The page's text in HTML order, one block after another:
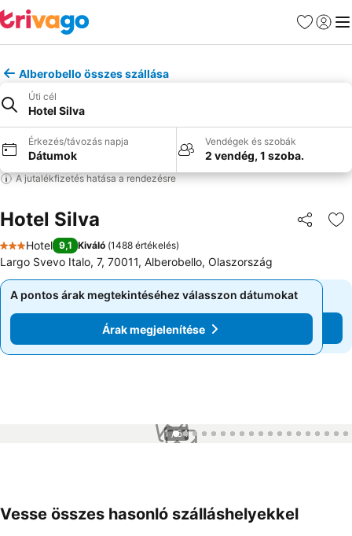
Kedvencek
Alberobello összes szállása
Úti cél
Hotel Silva
Érkezés/távozás napja
Dátumok
Vendégek és szobák
2 vendég, 1 szoba.
A jutalékfizetés hatása a rendezésre
Hotel Silva
3 Kategória
Hotel 9,1 Kiváló (1488 értékelés)
Largo Svevo Italo, 7, 70011, Alberobello, Olaszország
A pontos árak megtekintéséhez válasszon dátumokat
Árak megjelenítése
A pontos árak megtekintéséhez válasszon dátumokat
Árak megjelenítése
1 / 54
Vesse összes hasonló szálláshelyekkel